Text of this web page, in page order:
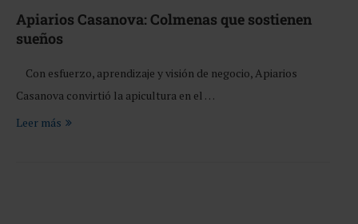
Apiarios Casanova: Colmenas que sostienen
sueños
Con esfuerzo, aprendizaje y visión de negocio, Apiarios
Casanova convirtió la apicultura en el …
Leer más